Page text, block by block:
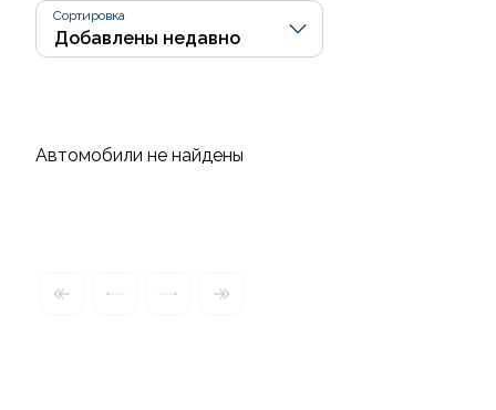
Сортировка
Автомобили не найдены